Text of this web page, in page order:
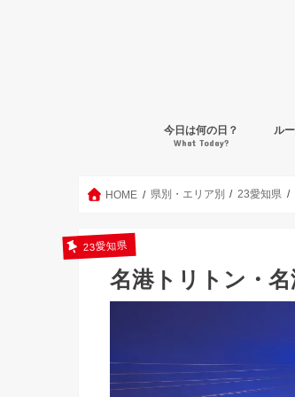
今日は何の日？
What Today?
ル
HOME 県別・エリア別 23愛知県
23愛知県
名港トリトン・